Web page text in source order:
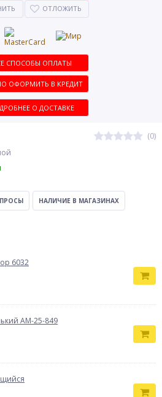
(0)
ОТЛОЖИТЬ
СПОСОБЫ ОПЛАТЫ
ОФОРМИТЬ В КРЕДИТ
О ДОСТАВКЕ
НАЛИЧИЕ В МАГАЗИНАХ
6032
AM-25-849